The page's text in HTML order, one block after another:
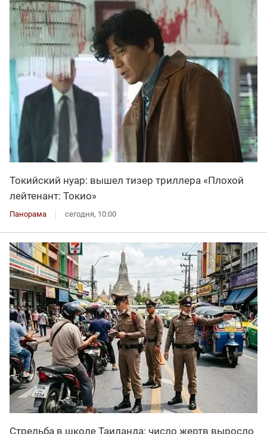
Токийский нуар: вышел тизер триллера «Плохой
лейтенант: Токио»
Панорама сегодня, 10:00
Стрельба в школе Таиланда: число жертв выросло